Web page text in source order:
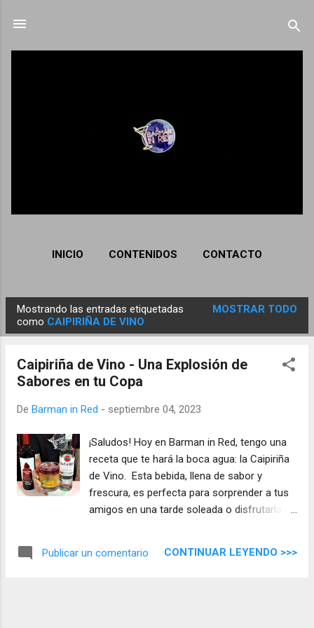
INICIO CONTENIDOS CONTACTO
n
Mostrando las entradas etiquetadas
como CAIPIRIÑA DE VINO
MOSTRAR TODO
Caipiriña de Vino - Una Explosión de
Sabores en tu Copa
De Barman in Red - septiembre 04, 2023
¡Saludos! Hoy en Barman in Red, tengo una
receta que te hará la boca agua: la Caipiriña
de Vino. Esta bebida, llena de sabor y
frescura, es perfecta para sorprender a tus
amigos en una tarde soleada o disfrutarla en
Publicar un comentario CONTINUAR LEYENDO >>>